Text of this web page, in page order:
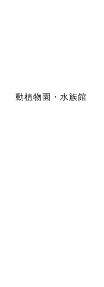
動植物園・水族館